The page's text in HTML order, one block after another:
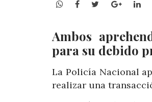
WhatsApp
Facebook
Twitter
Ambos
para su debido
La Policía Nacional
realizar una